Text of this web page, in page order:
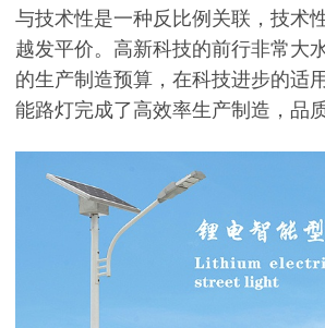
与技术性是一种反比例关联，技术
越发平价。高新科技的前行非常大
的生产制造预算，在科技进步的适
能路灯完成了高效率生产制造，品